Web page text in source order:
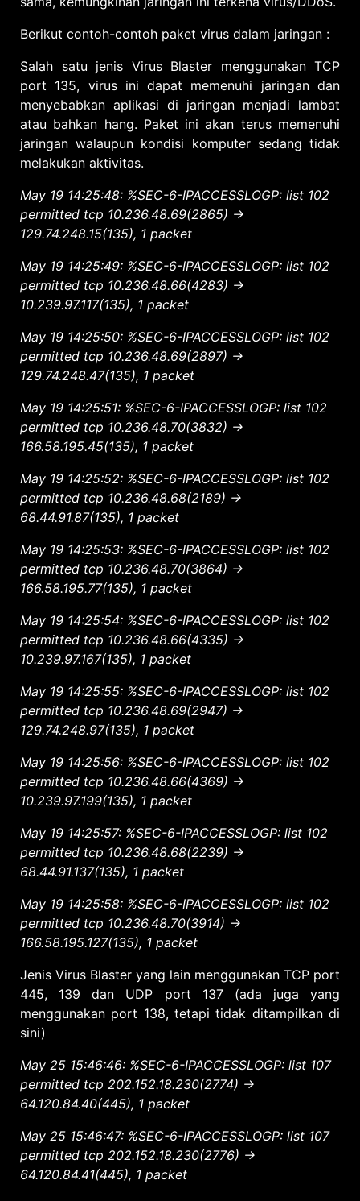
Berikut contoh-contoh paket virus dalam jaringan :
Salah satu jenis Virus Blaster menggunakan TCP
port 135, virus ini dapat memenuhi jaringan dan
menyebabkan aplikasi di jaringan menjadi lambat
atau bahkan hang. Paket ini akan terus memenuhi
jaringan walaupun kondisi komputer sedang tidak
melakukan aktivitas.
May 19 14:25:48: %SEC-6-IPACCESSLOGP: list 102
permitted tcp 10.236.48.69(2865) ->
129.74.248.15(135), 1 packet
May 19 14:25:49: %SEC-6-IPACCESSLOGP: list 102
permitted tcp 10.236.48.66(4283) ->
10.239.97.117(135), 1 packet
May 19 14:25:50: %SEC-6-IPACCESSLOGP: list 102
permitted tcp 10.236.48.69(2897) ->
129.74.248.47(135), 1 packet
May 19 14:25:51: %SEC-6-IPACCESSLOGP: list 102
permitted tcp 10.236.48.70(3832) ->
166.58.195.45(135), 1 packet
May 19 14:25:52: %SEC-6-IPACCESSLOGP: list 102
permitted tcp 10.236.48.68(2189) ->
68.44.91.87(135), 1 packet
May 19 14:25:53: %SEC-6-IPACCESSLOGP: list 102
permitted tcp 10.236.48.70(3864) ->
166.58.195.77(135), 1 packet
May 19 14:25:54: %SEC-6-IPACCESSLOGP: list 102
permitted tcp 10.236.48.66(4335) ->
10.239.97.167(135), 1 packet
May 19 14:25:55: %SEC-6-IPACCESSLOGP: list 102
permitted tcp 10.236.48.69(2947) ->
129.74.248.97(135), 1 packet
May 19 14:25:56: %SEC-6-IPACCESSLOGP: list 102
permitted tcp 10.236.48.66(4369) ->
10.239.97.199(135), 1 packet
May 19 14:25:57: %SEC-6-IPACCESSLOGP: list 102
permitted tcp 10.236.48.68(2239) ->
68.44.91.137(135), 1 packet
May 19 14:25:58: %SEC-6-IPACCESSLOGP: list 102
permitted tcp 10.236.48.70(3914) ->
166.58.195.127(135), 1 packet
Jenis Virus Blaster yang lain menggunakan TCP port
445, 139 dan UDP port 137 (ada juga yang
menggunakan port 138, tetapi tidak ditampilkan di
sini)
May 25 15:46:46: %SEC-6-IPACCESSLOGP: list 107
permitted tcp 202.152.18.230(2774) ->
64.120.84.40(445), 1 packet
May 25 15:46:47: %SEC-6-IPACCESSLOGP: list 107
permitted tcp 202.152.18.230(2776) ->
64.120.84.41(445), 1 packet